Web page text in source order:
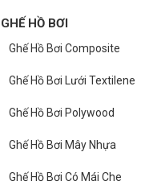
GHẾ HỒ BƠI
Ghế Hồ Bơi Composite
Ghế Hồ Bơi Lưới Textilene
Ghế Hồ Bơi Polywood
Ghế Hồ Bơi Mây Nhựa
Ghế Hồ Bơi Có Mái Che